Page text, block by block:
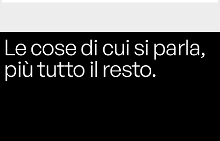
Le cose di cui si parla,
più tutto il resto.